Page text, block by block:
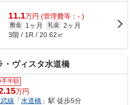
情報は...
11.1万円 (管理費等：- )
敷金 1ヶ月 礼金
2ヶ月
3階 / 1R / 20.62㎡
・ヴィスタ水道橋
手半額
万円
線 「水道橋 」駅 徒歩5分